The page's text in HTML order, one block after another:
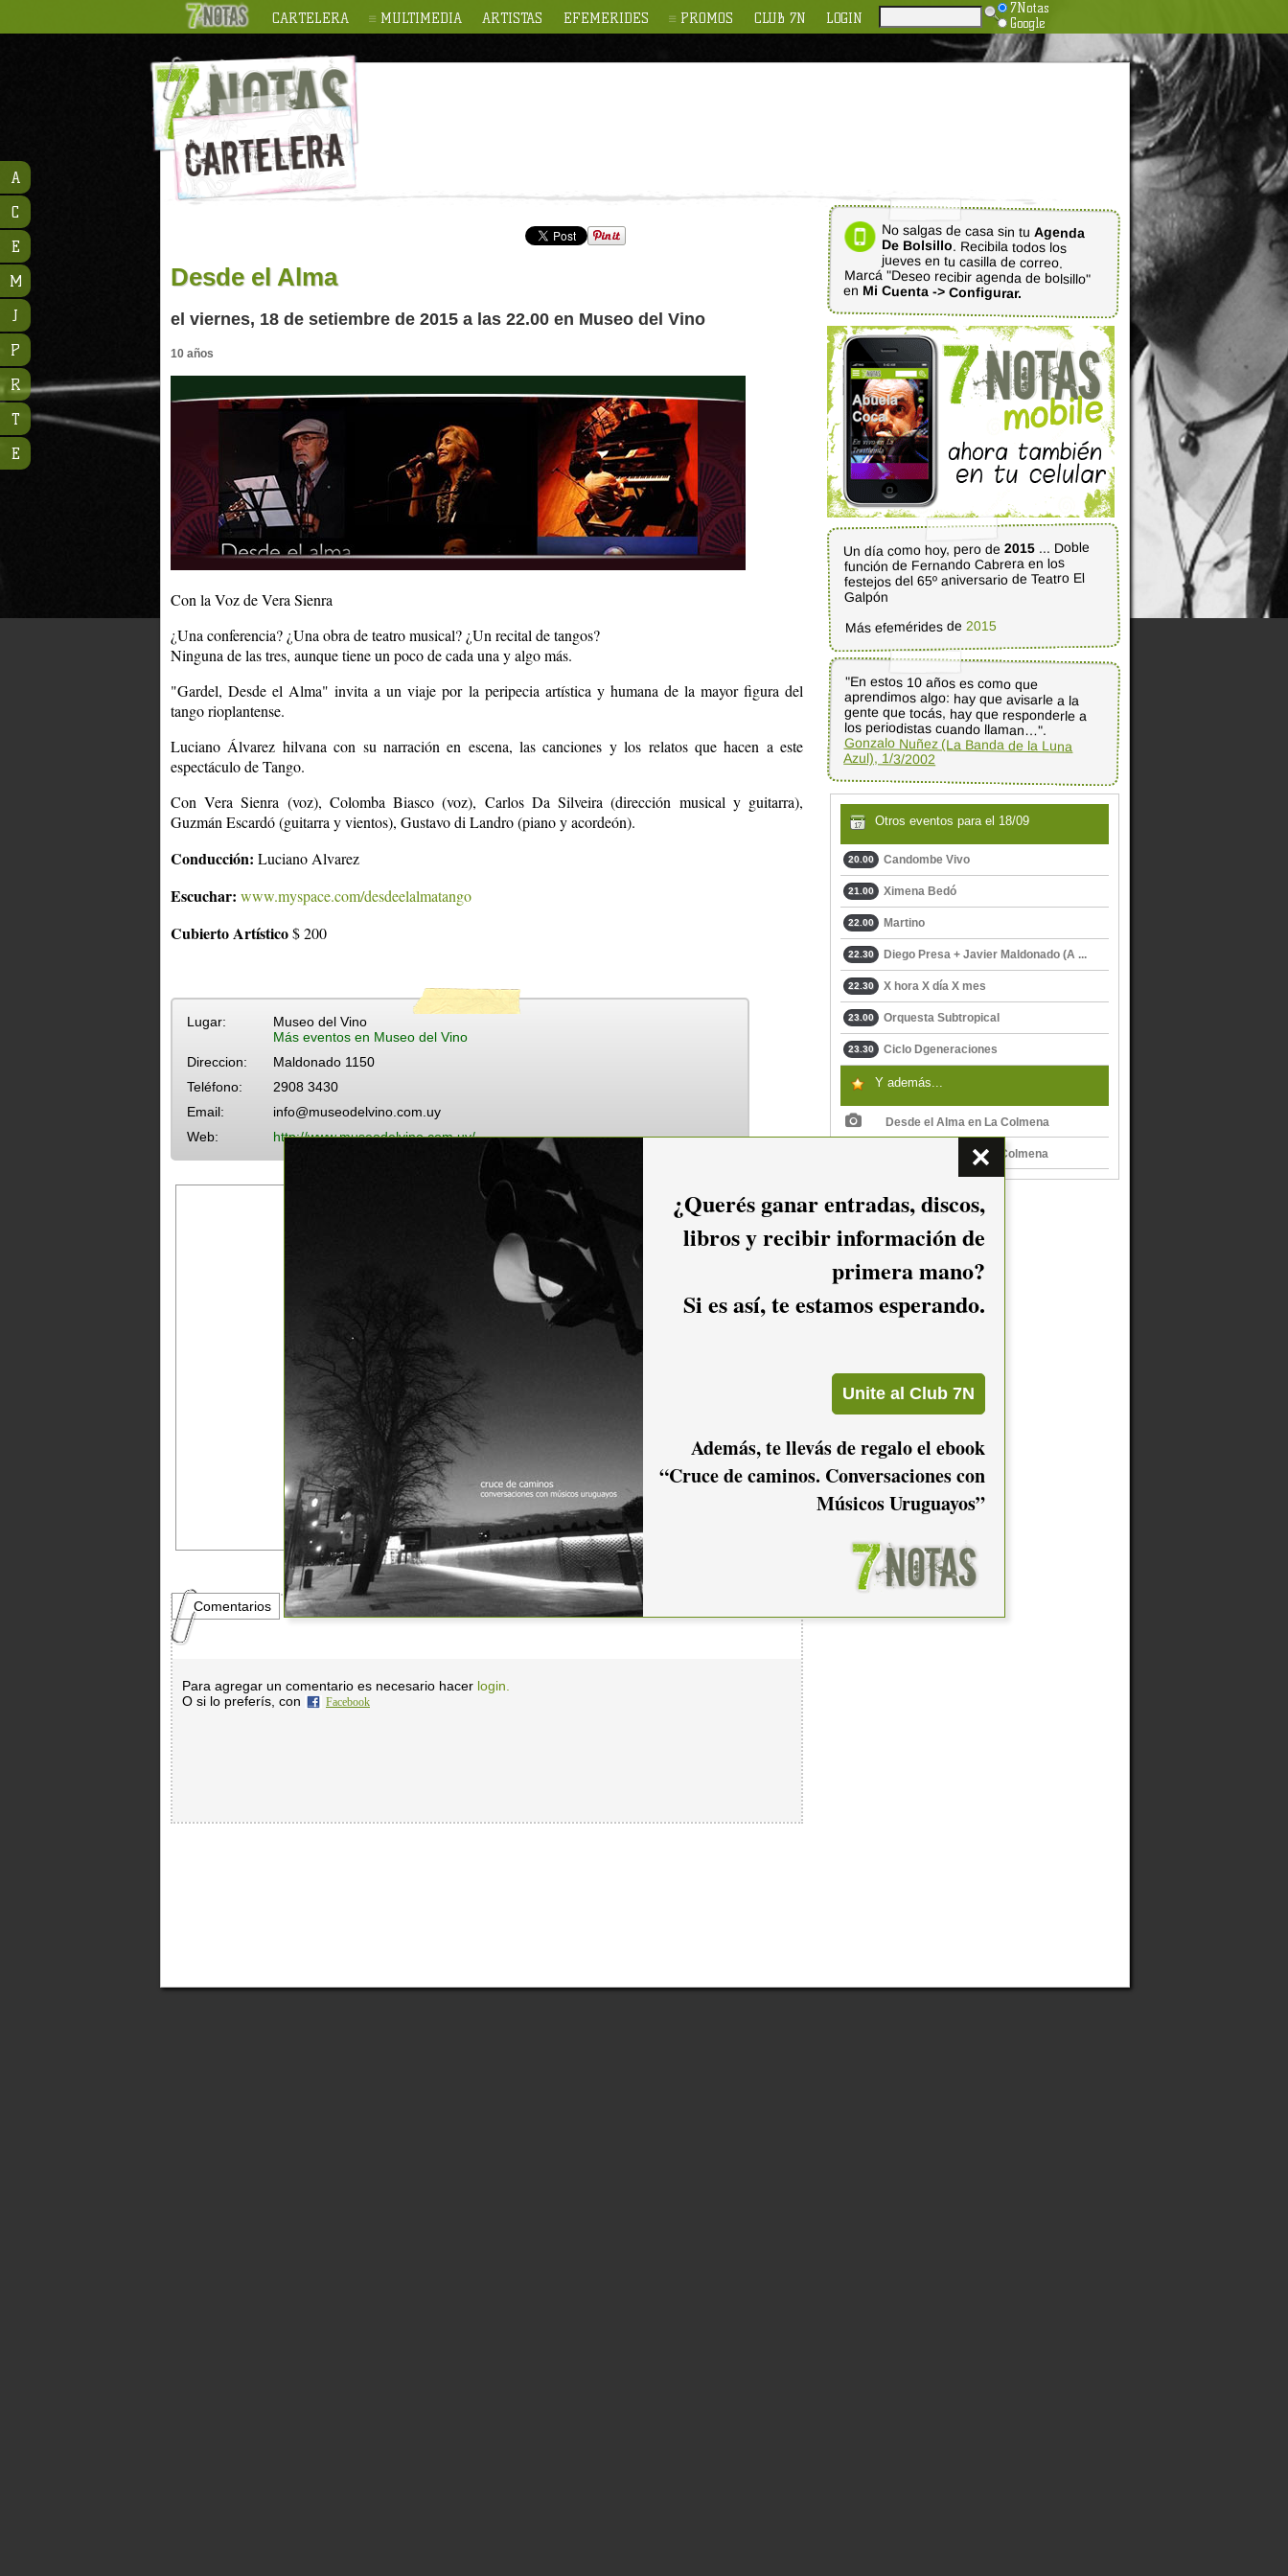
CARTELERA MULTIMEDIA ARTISTAS EFEMERIDES PROMOS CLUB 7N LOGIN
7Notas
Google
Desde el Alma
el viernes, 18 de setiembre de 2015 a las 22.00 en Museo del Vino
10 años
Con la Voz de Vera Sienra
¿Una conferencia? ¿Una obra de teatro musical? ¿Un recital de tangos?
Ninguna de las tres, aunque tiene un poco de cada una y algo más.
"Gardel, Desde el Alma" invita a un viaje por la peripecia artística y humana de la mayor figura del
tango rioplantense.
Luciano Álvarez hilvana con su narración en escena, las canciones y los relatos que hacen a este
espectáculo de Tango.
Con Vera Sienra (voz), Colomba Biasco (voz), Carlos Da Silveira (dirección musical y guitarra),
Guzmán Escardó (guitarra y vientos), Gustavo di Landro (piano y acordeón).
Conducción: Luciano Alvarez
Escuchar: www.myspace.com/desdeelalmatango
Cubierto Artístico$ 200
Lugar:
Museo del Vino
Más eventos en Museo del Vino
Direccion:
Maldonado 1150
Teléfono:
2908 3430
Email:
info@museodelvino.com.uy
Web:
http://www.museodelvino.com.uy/
Comentarios
Para agregar un comentario es necesario hacer login.
O si lo preferís, con
Facebook
No salgas de casa sin tu Agenda
De Bolsillo. Recibila todos los
jueves en tu casilla de correo.
Marcá "Deseo recibir agenda de bolsillo"
en Mi Cuenta -> Configurar.
Un día como hoy, pero de2015 ... Doble
función de Fernando Cabrera en los
festejos del 65º aniversario de Teatro El
Galpón
Más efemérides de 2015
"En estos 10 años es como que
aprendimos algo: hay que avisarle a la
gente que tocás, hay que responderle a
los periodistas cuando llaman…".
Gonzalo Nuñez (La Banda de la Luna
Azul), 1/3/2002
Otros eventos para el 18/09
20.00 Candombe Vivo
21.00 Ximena Bedó
22.00 Martino
22.30 Diego Presa + Javier Maldonado (A ...
22.30 X hora X día X mes
23.00 Orquesta Subtropical
23.30 Ciclo Dgeneraciones
Y además...
Desde el Alma en La Colmena
Desde el Alma en La Colmena
A
C
E
M
J
P
R
T
E
¿Querés ganar entradas, discos,
libros y recibir información de
primera mano?
Si es así, te estamos esperando.
Además, te llevás de regalo el ebook
“Cruce de caminos. Conversaciones con
Músicos Uruguayos”